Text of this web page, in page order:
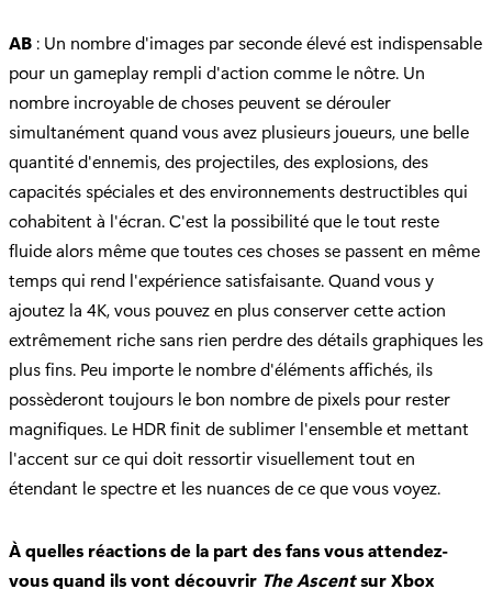
AB : Un nombre d'images par seconde élevé est indispensable
pour un gameplay rempli d'action comme le nôtre. Un
nombre incroyable de choses peuvent se dérouler
simultanément quand vous avez plusieurs joueurs, une belle
quantité d'ennemis, des projectiles, des explosions, des
capacités spéciales et des environnements destructibles qui
cohabitent à l'écran. C'est la possibilité que le tout reste
fluide alors même que toutes ces choses se passent en même
temps qui rend l'expérience satisfaisante. Quand vous y
ajoutez la 4K, vous pouvez en plus conserver cette action
extrêmement riche sans rien perdre des détails graphiques les
plus fins. Peu importe le nombre d'éléments affichés, ils
possèderont toujours le bon nombre de pixels pour rester
magnifiques. Le HDR finit de sublimer l'ensemble et mettant
l'accent sur ce qui doit ressortir visuellement tout en
étendant le spectre et les nuances de ce que vous voyez.
À quelles réactions de la part des fans vous attendez-
vous quand ils vont découvrir The Ascentsur Xbox